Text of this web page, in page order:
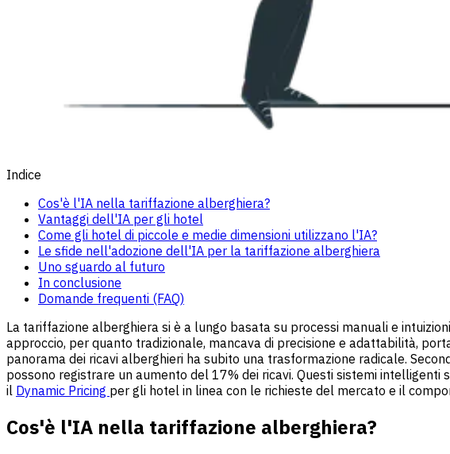
Indice
Cos'è l'IA nella tariffazione alberghiera?
Vantaggi dell'IA per gli hotel
Come gli hotel di piccole e medie dimensioni utilizzano l'IA?
Le sfide nell'adozione dell'IA per la tariffazione alberghiera
Uno sguardo al futuro
In conclusione
Domande frequenti (FAQ)
La tariffazione alberghiera si è a lungo basata su processi manuali e
approccio, per quanto tradizionale, mancava di precisione e adattabilità,
panorama dei ricavi alberghieri ha subito una trasformazione radicale.
possono registrare un aumento del 17% dei ricavi. Questi sistemi
il Dynamic Pricing per gli hotel in linea con le richieste del mercato e il
Cos'è l'IA nella tariffazione alberghiera?